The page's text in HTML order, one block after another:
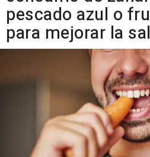
pescado azul o
para mejorar la